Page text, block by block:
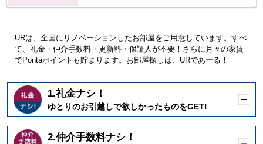
URは、全国にリノベーションしたお部屋をご用意しています。すべ
て、礼金・仲介手数料・更新料・保証人が不要！さらに月々の家賃
でPontaポイントも貯まります。お部屋探しは、URであーる！
1.礼金ナシ！
ゆとりのお引越しで欲しかったものをGET!
く
2.仲介手数料ナシ！